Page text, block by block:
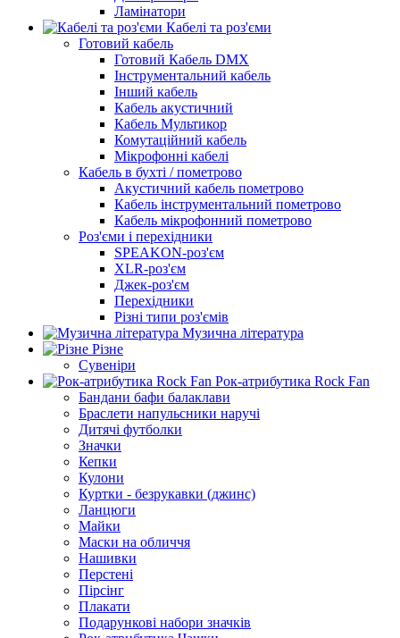
Ламінатори
Кабелі та роз'єми
Готовий кабель
Готовий Кабель DMX
Інструментальний кабель
Інший кабель
Кабель акустичний
Кабель Мультикор
Комутаційний кабель
Мікрофонні кабелі
Кабель в бухті / пометрово
Акустичний кабель пометрово
Кабель інструментальний пометрово
Кабель мікрофонний пометрово
Роз'єми і перехідники
SPEAKON-роз'єм
XLR-роз'єм
Джек-роз'єм
Перехідники
Різні типи роз'ємів
Музична література
Різне
Сувеніри
Рок-атрибутика Rock Fan
Бандани бафи балаклави
Браслети напульсники наручі
Дитячі футболки
Значки
Кепки
Кулони
Куртки - безрукавки (джинс)
Ланцюги
Майки
Маски на обличчя
Нашивки
Перстені
Пірсінг
Плакати
Подарункові набори значків